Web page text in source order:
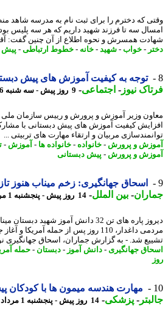
که دخترم را برای ثبت نام به مدرسه شاهد
سه تا فرزند شهید داریم که هر سه پلیس
همسرش و نحوه اطلاع از آن چنین گفت: آقا ...
-خواب- شهید-خانه -خطوط ارتباطی-پیش
توجه به کیفیت آموزش های پیش دبستانی
نیوز-اجتماعی-9 روز پیش - سه شنبه 6 مرداد 1405، 17:00
وزیر آموزش و پرورش و رییس سازمان ملی
کیفیت آموزش های پیش دبستانی با مشارکت
مربیان و ارتقاء مهارت های تربیتی ...
و پرورش-خانواده- خانواده ها- آموزش-
و پرورش-پیش دبستانی
اسحاق جهانگیری: زخم میناب هنوز تازه
- بین الملل-14 روز پیش - پنجشنبه 1 مرداد 1405، 20:35
دیروز پاره های تن 32 دانش آموز شهید
مردمی داغدار، 110 روز پس از حمله آمریکا و
شد. - به گزارش جماران، اسحاق جهانگیری
جهانگیری- دانش آموز -دبستان-حمله آمریکا-
مهارت هندسه میمون ها با کودکان
-پزشکی-14 روز پیش - پنجشنبه 1 مرداد 1405، 08:17